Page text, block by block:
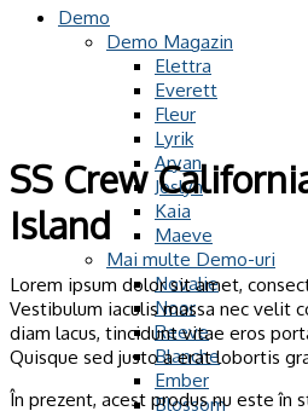
Demo
Demo Magazin
Elettra
Everett
Fleur
Lyrik
Aryan
Joslyn
Kaia
Maeve
Mai multe Demo-uri
Novalie
Noor
Reeve
Blanche
Ember
Blossom
SS Crew
Island
Lorem ipsum dolor sit amet,
Vestibulum iaculis massa nec velit
diam lacus, tincidunt vitae eros
Quisque sed justo a erat lobortis
În prezent, acest produs nu este în